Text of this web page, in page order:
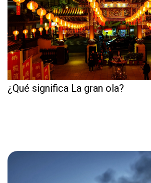
¿Qué significa La gran ola?